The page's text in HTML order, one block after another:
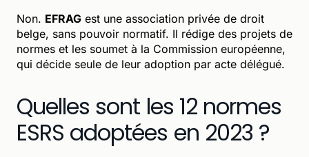
Non. EFRAG est une association privée de droit
belge, sans pouvoir normatif. Il rédige des projets de
normes et les soumet à la Commission européenne,
qui décide seule de leur adoption par acte délégué.
Quelles sont les 12 normes
ESRS adoptées en 2023 ?